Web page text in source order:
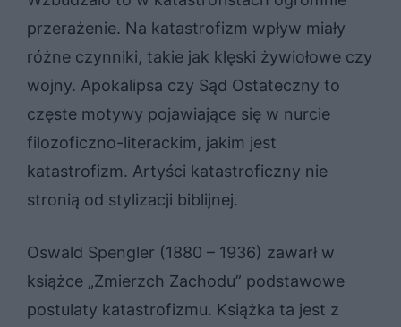
przerażenie. Na katastrofizm wpływ miały
różne czynniki, takie jak klęski żywiołowe czy
wojny. Apokalipsa czy Sąd Ostateczny to
częste motywy pojawiające się w nurcie
filozoficzno-literackim, jakim jest
katastrofizm. Artyści katastroficzny nie
stronią od stylizacji biblijnej.
Oswald Spengler (1880 – 1936) zawarł w
książce „Zmierzch Zachodu” podstawowe
postulaty katastrofizmu. Książka ta jest z